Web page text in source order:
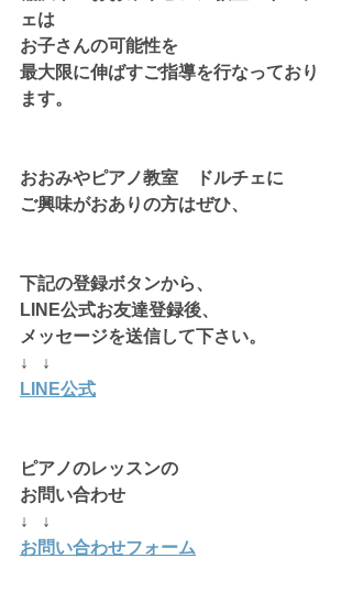
ェは
お子さんの可能性を
最大限に伸ばすご指導を行なっており
ます。
おおみやピアノ教室　ドルチェに
ご興味がおありの方はぜひ、
下記の登録ボタンから、
LINE公式お友達登録後、
メッセージを送信して下さい。
↓   ↓
LINE公式
ピアノのレッスンの
お問い合わせ
↓   ↓
お問い合わせフォーム